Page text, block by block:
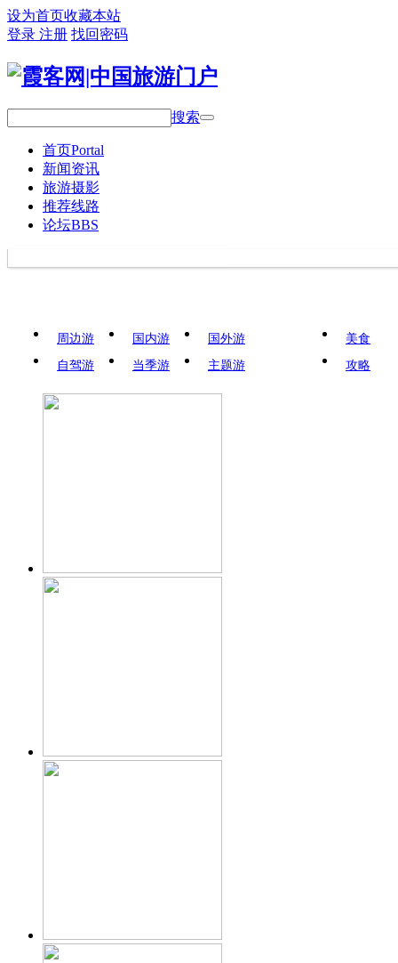
设为首页收藏本站
登录 注册 找回密码
搜索
首页Portal
新闻资讯
旅游摄影
推荐线路
论坛BBS
周边游 国内游
国外游
自驾游
当季游 主题游
美食
攻略